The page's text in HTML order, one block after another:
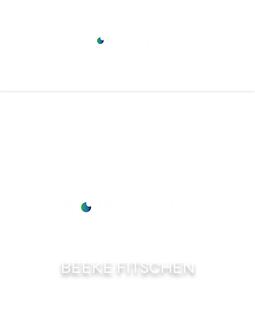
BEEKE FITSCHEN